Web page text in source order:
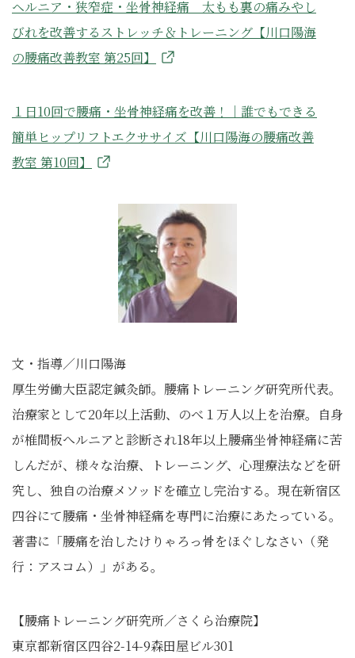
ヘルニア・狭窄症・坐骨神経痛 太もも裏の痛みやし
びれを改善するストレッチ＆トレーニング【川口陽海
の腰痛改善教室 第25回】
１日10回で腰痛・坐骨神経痛を改善！｜誰でもできる
簡単ヒップリフトエクササイズ【川口陽海の腰痛改善
教室 第10回】
文・指導／川口陽海
厚生労働大臣認定鍼灸師。腰痛トレーニング研究所代表。
治療家として20年以上活動、のべ１万人以上を治療。自身
が椎間板へルニアと診断され18年以上腰痛坐骨神経痛に苦
しんだが、様々な治療、トレーニング、心理療法などを研
究し、独自の治療メソッドを確立し完治する。現在新宿区
四谷にて腰痛・坐骨神経痛を専門に治療にあたっている。
著書に「腰痛を治したけりゃろっ骨をほぐしなさい（発
行：アスコム）」がある。
【腰痛トレーニング研究所／さくら治療院】
東京都新宿区四谷2-14-9森田屋ビル301